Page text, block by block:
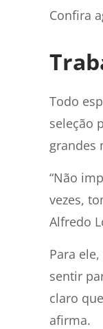
Confira
Todo
seleção
grandes
“Não
vezes,
Alfredo
Para
sentir
claro
afirma.